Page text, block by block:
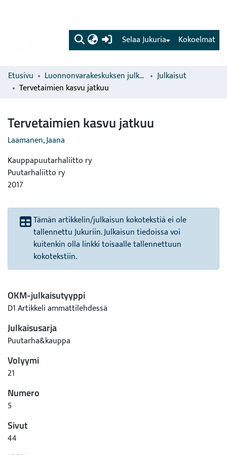
(current) Kokoelmat
Selaa Jukuria
Etusivu Luonnonvarakeskuksen julkaisut
Julkaisut
Tervetaimien kasvu jatkuu
Tervetaimien kasvu jatkuu
Laamanen, Jaana
Kauppapuutarhaliitto ry
Puutarhaliitto ry
2017
Tämän artikkelin/julkaisun kokotekstiä ei ole
tallennettu Jukuriin. Julkaisun tiedoissa voi
kuitenkin olla linkki toisaalle tallennettuun
kokotekstiin.
OKM-julkaisutyyppi
D1 Artikkeli ammattilehdessä
Julkaisusarja
Puutarha&kauppa
Volyymi
21
Numero
5
Sivut
44